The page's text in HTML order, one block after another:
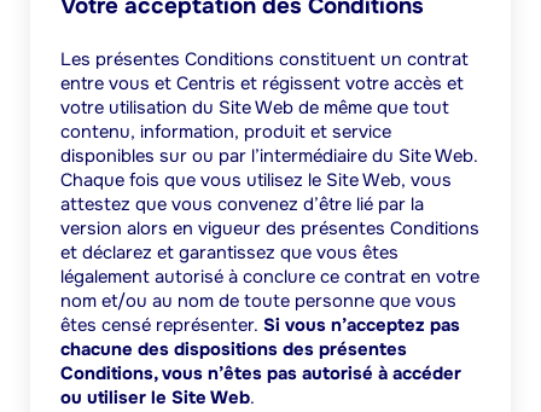
Les présentes Conditions constituent un contrat
entre vous et Centris et régissent votre accès et
votre utilisation du Site Web de même que tout
contenu, information, produit et service
disponibles sur ou par l’intermédiaire du Site Web.
Chaque fois que vous utilisez le Site Web, vous
attestez que vous convenez d’être lié par la
version alors en vigueur des présentes Conditions
et déclarez et garantissez que vous êtes
légalement autorisé à conclure ce contrat en votre
nom et/ou au nom de toute personne que vous
êtes censé représenter. Si vous n’acceptez pas
chacune des dispositions des présentes
Conditions, vous n’êtes pas autorisé à accéder
ou utiliser le Site Web.